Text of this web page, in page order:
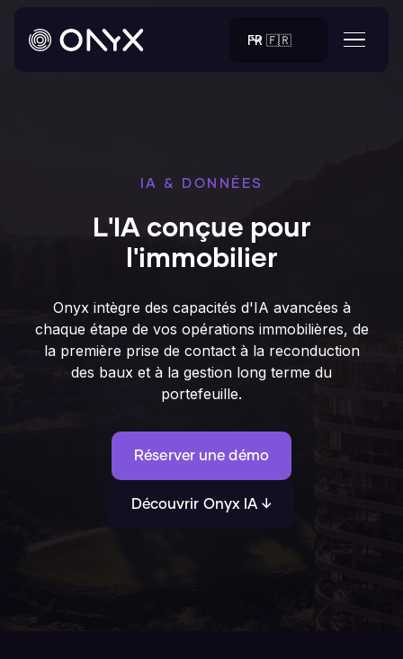
FR 🇫🇷
IA & DONNÉES
L'IA conçue pour
l'immobilier
Onyx intègre des capacités d'IA avancées à
chaque étape de vos opérations immobilières, de
la première prise de contact à la reconduction
des baux et à la gestion long terme du
portefeuille.
Réserver une démo
Découvrir Onyx IA ↓